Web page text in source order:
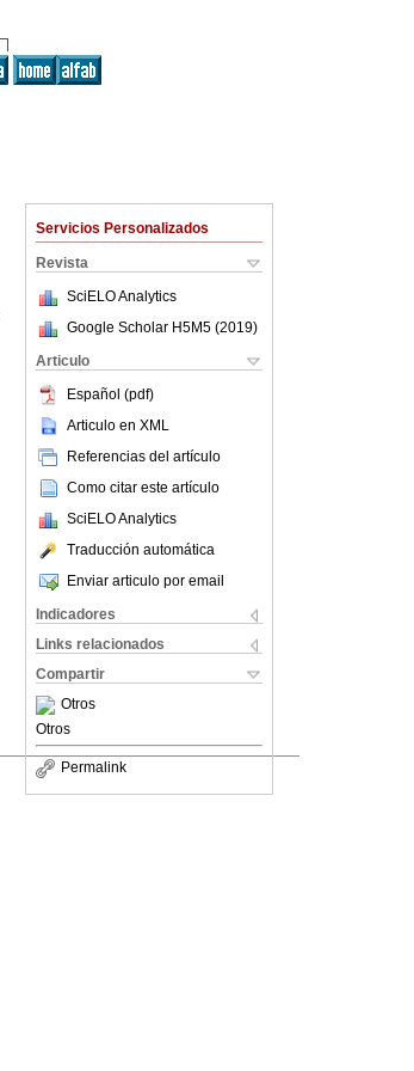
Servicios Personalizados
Revista
SciELO Analytics
Google Scholar H5M5 (2019)
Articulo
Español (pdf)
Articulo en XML
Referencias del artículo
Como citar este artículo
SciELO Analytics
Traducción automática
Enviar articulo por email
Indicadores
Links relacionados
Compartir
Otros
Otros
Permalink